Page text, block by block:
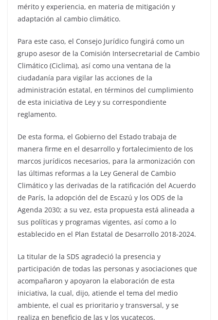
mérito y experiencia, en materia de mitigación y
adaptación al cambio climático.
Para este caso, el Consejo Jurídico fungirá como un
grupo asesor de la Comisión Intersecretarial de Cambio
Climático (Ciclima), así como una ventana de la
ciudadanía para vigilar las acciones de la
administración estatal, en términos del cumplimiento
de esta iniciativa de Ley y su correspondiente
reglamento.
De esta forma, el Gobierno del Estado trabaja de
manera firme en el desarrollo y fortalecimiento de los
marcos jurídicos necesarios, para la armonización con
las últimas reformas a la Ley General de Cambio
Climático y las derivadas de la ratificación del Acuerdo
de París, la adopción del de Escazú y los ODS de la
Agenda 2030; a su vez, esta propuesta está alineada a
sus políticas y programas vigentes, así como a lo
establecido en el Plan Estatal de Desarrollo 2018-2024.
La titular de la SDS agradeció la presencia y
participación de todas las personas y asociaciones que
acompañaron y apoyaron la elaboración de esta
iniciativa, la cual, dijo, atiende el tema del medio
ambiente, el cual es prioritario y transversal, y se
realiza en beneficio de las y los yucatecos.